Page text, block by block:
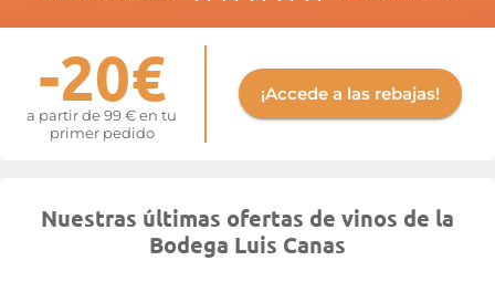
-20€
a partir de 99 € en tu
primer pedido
¡Accede a las rebajas!
Nuestras últimas ofertas de vinos de la
Bodega Luis Canas